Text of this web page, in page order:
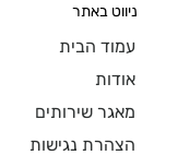
ניווט באתר
עמוד הבית
אודות
מאגר שירותים
הצהרת נגישות